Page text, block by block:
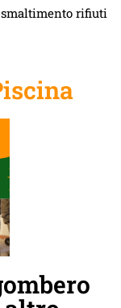
smaltimento rifiuti